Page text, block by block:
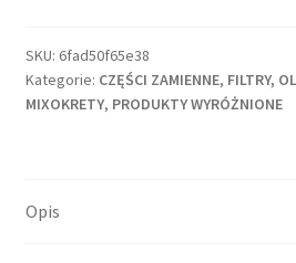
M3250HD
SKU: 6fad50f65e38
Kategorie: CZĘŚCI ZAMIENNE, FILTRY,
MIXOKRETY, PRODUKTY WYRÓŻNIONE
Opis